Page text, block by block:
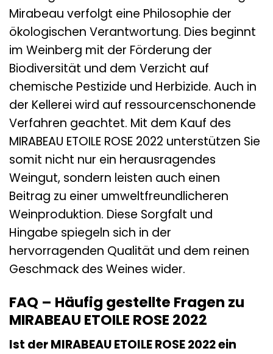
Mirabeau verfolgt eine Philosophie der
ökologischen Verantwortung. Dies beginnt
im Weinberg mit der Förderung der
Biodiversität und dem Verzicht auf
chemische Pestizide und Herbizide. Auch in
der Kellerei wird auf ressourcenschonende
Verfahren geachtet. Mit dem Kauf des
MIRABEAU ETOILE ROSE 2022 unterstützen Sie
somit nicht nur ein herausragendes
Weingut, sondern leisten auch einen
Beitrag zu einer umweltfreundlicheren
Weinproduktion. Diese Sorgfalt und
Hingabe spiegeln sich in der
hervorragenden Qualität und dem reinen
Geschmack des Weines wider.
FAQ – Häufig gestellte Fragen zu
MIRABEAU ETOILE ROSE 2022
Ist der MIRABEAU ETOILE ROSE 2022 ein